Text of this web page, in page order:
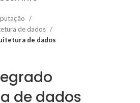
de dados
de dados
de dados